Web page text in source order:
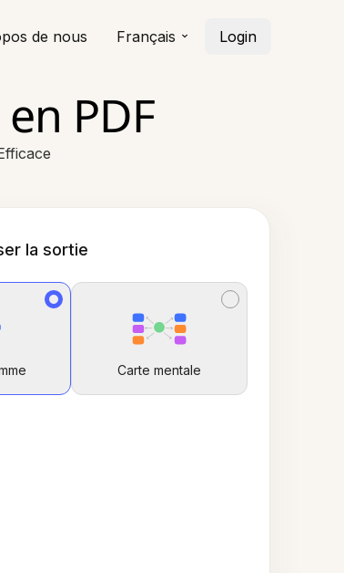
de nous Français Login
PDF
la sortie
Carte mentale